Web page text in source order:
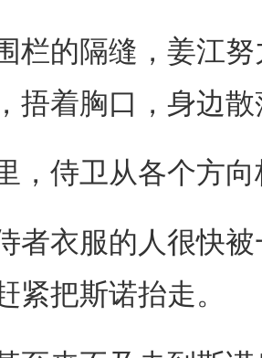
的隔缝，姜江努
捂着胸口，身边
侍卫从各个方向
衣服的人很快被
紧把斯诺抬走。